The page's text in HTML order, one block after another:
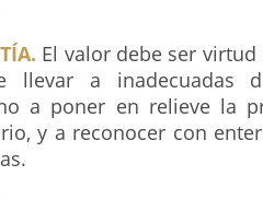
El valor debe ser
a inadecuadas
a poner en relieve la
y a reconocer con